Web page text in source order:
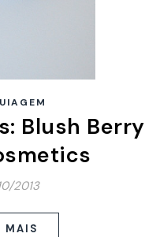
Blush Berry
2013
MAIS